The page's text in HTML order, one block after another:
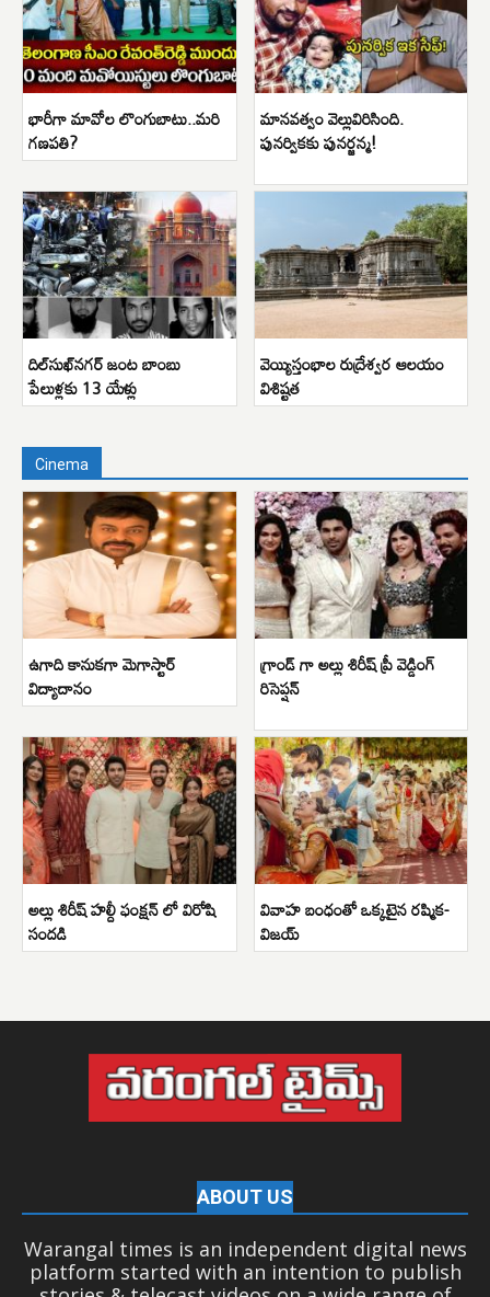
భారీగా మావోల లొంగుబాటు..మరి
గణపతి?
మానవత్వం వెల్లువిరిసింది.
పునర్వికకు పునర్జన్మ!
దిల్‌సుఖ్‌నగర్ జంట బాంబు
పేలుళ్లకు 13 యేళ్లు
వెయ్యిస్తంభాల రుద్రేశ్వర ఆలయం
విశిష్టత
Cinema
ఉగాది కానుకగా మెగాస్టార్
విద్యాదానం
గ్రాండ్ గా అల్లు శిరీష్ ప్రీ వెడ్డింగ్
రిసెప్షన్
అల్లు శిరీష్ హల్దీ ఫంక్షన్ లో విరోషి
సందడి
వివాహ బంధంతో ఒక్కటైన రష్మిక-
విజయ్
ABOUT US
Warangal times is an independent digital news
platform started with an intention to publish